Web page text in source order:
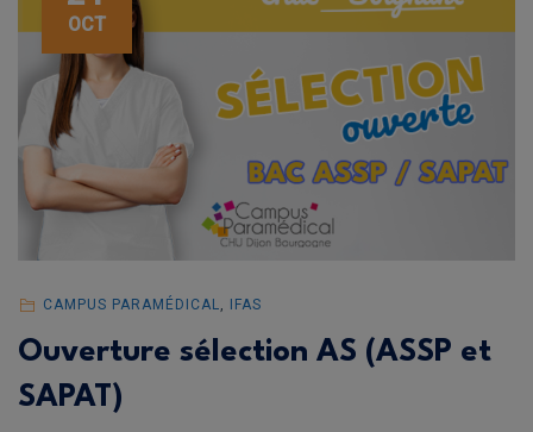
OCT
CAMPUS PARAMÉDICAL IFAS
Ouverture sélection AS (ASSP et
SAPAT)